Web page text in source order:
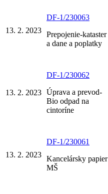
13. 2. 2023
DF-1/230063
Prepojenie-kataster
a dane a poplatky
13. 2. 2023
DF-1/230062
Úprava a prevod-
Bio odpad na
cintoríne
13. 2. 2023
DF-1/230061
Kancelársky papier
MŠ